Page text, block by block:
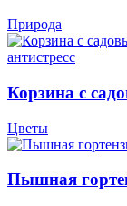
Природа
Корзина с
Цветы
Пышная